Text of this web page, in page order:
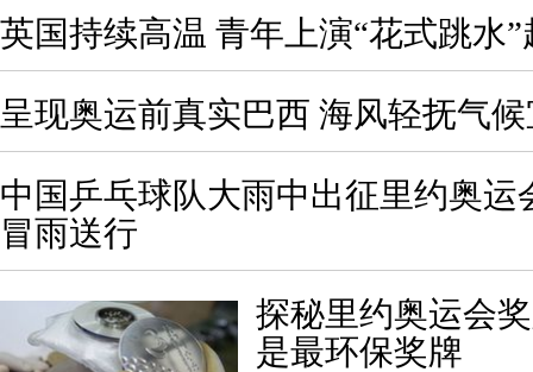
英国持续高温 青年上演“花式跳水”
呈现奥运前真实巴西 海风轻抚气
中国乒乓球队大雨中出征里约奥运
冒雨送行
探秘里约奥运会
是最环保奖牌